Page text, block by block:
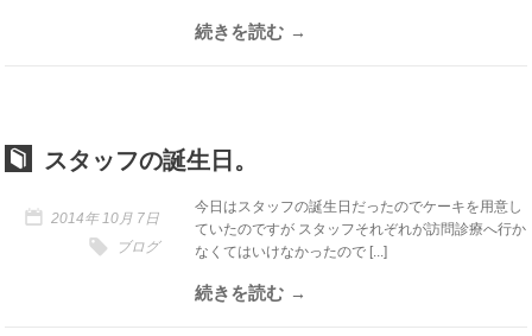
続きを読む
スタッフの誕生日。
2014年 10月 7日
ブログ
今日はスタッフの誕生日だったのでケーキを用意し
ていたのですが スタッフそれぞれが訪問診療へ行か
なくてはいけなかったので [...]
続きを読む